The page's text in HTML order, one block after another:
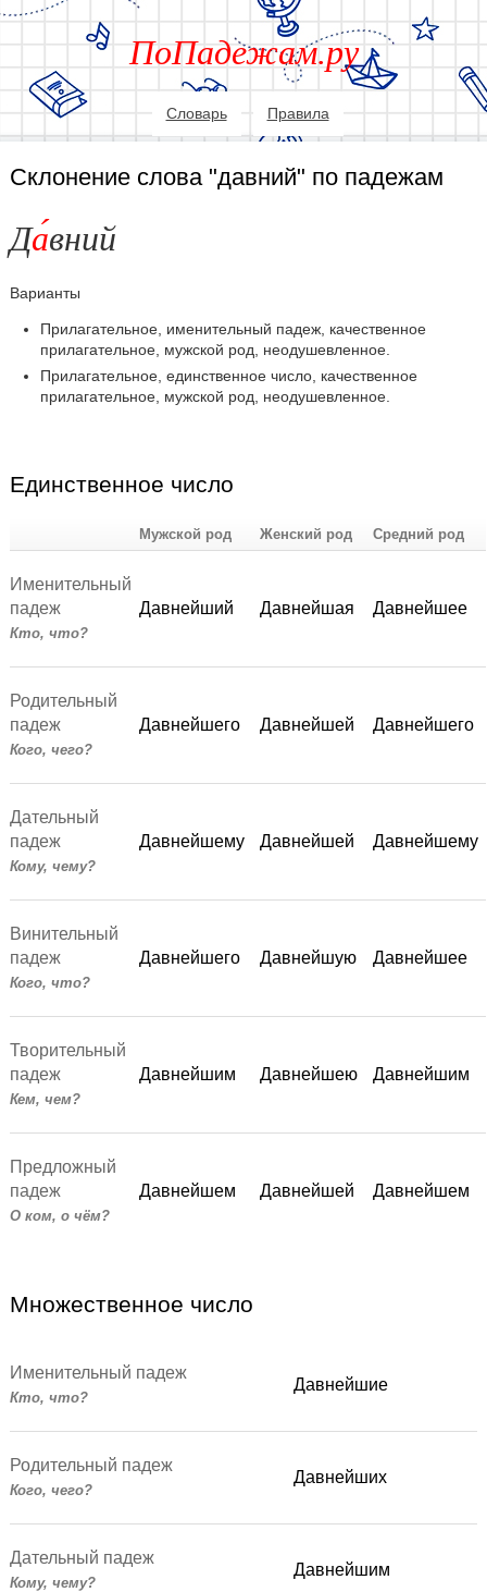
ПоПадежам.ру
Словарь Правила
Склонение слова "давний" по падежам
Давний
Варианты
Прилагательное, именительный падеж, качественное
прилагательное, мужской род, неодушевленное.
Прилагательное, единственное число, качественное
прилагательное, мужской род, неодушевленное.
Единственное число
Мужской род Женский род Средний род
Именительный
падеж
Кто, что?
Давнейший Давнейшая Давнейшее
Родительный
падеж
Кого, чего?
Давнейшего Давнейшей Давнейшего
Дательный
падеж
Кому, чему?
Давнейшему Давнейшей Давнейшему
Винительный
падеж
Кого, что?
Давнейшего Давнейшую Давнейшее
Творительный
падеж
Кем, чем?
Давнейшим Давнейшею Давнейшим
Предложный
падеж
О ком, о чём?
Давнейшем Давнейшей Давнейшем
Множественное число
Именительный падеж
Кто, что?
Давнейшие
Родительный падеж
Кого, чего?
Давнейших
Дательный падеж
Кому, чему?
Давнейшим